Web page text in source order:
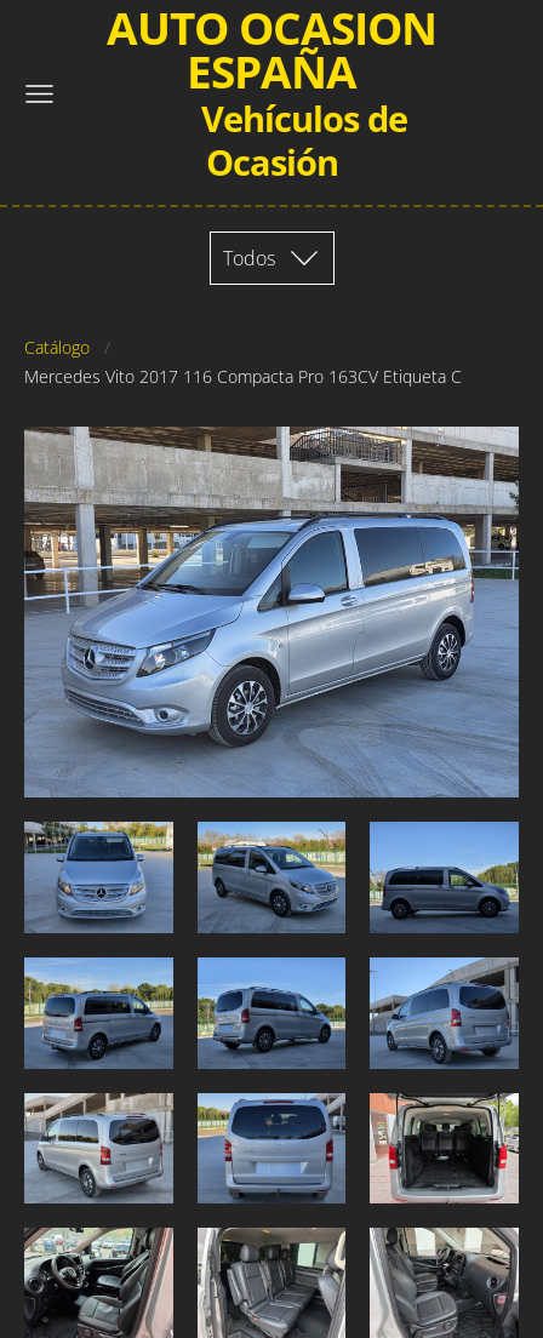
AUTO OCASION
ESPAÑA
Vehículos de
Ocasión
Todos
Catálogo
Mercedes Vito 2017 116 Compacta Pro 163CV Etiqueta C